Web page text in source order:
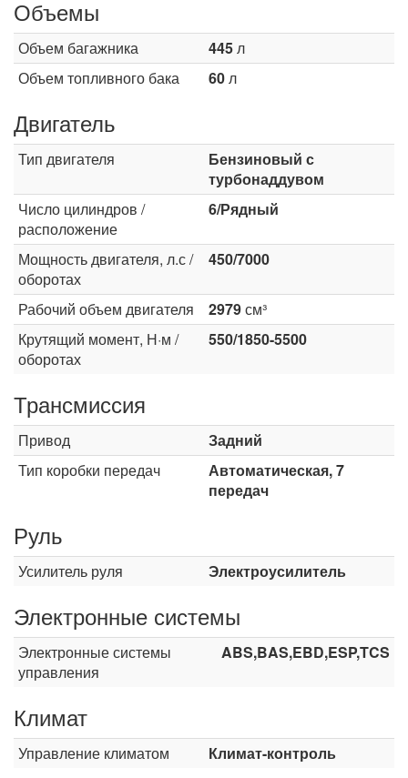
Объемы
Объем багажника 445л
Объем топливного бака
60л
Двигатель
Тип двигателя
Бензиновый с
турбонаддувом
Число цилиндров /
расположение
6/Рядный
Мощность двигателя, л.с /
оборотах
450/7000
Рабочий объем двигателя 2979см³
Крутящий момент, Н·м /
оборотах
550/1850-5500
Трансмиссия
Привод
Задний
Тип коробки передач
Автоматическая, 7
передач
Руль
Усилитель руля Электроусилитель
Электронные системы
Электронные системы
управления
ABS,BAS,EBD,ESP,TCS
Климат
Управление климатом Климат-контроль